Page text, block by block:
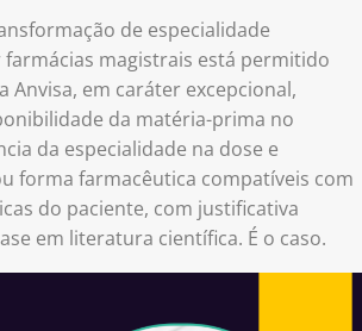
de especialidade
magistrais está permitido
Anvisa, em caráter excepcional,
da matéria-prima no
da especialidade na dose e
forma farmacêutica compatíveis com
do paciente, com justificativa
em literatura científica. É o caso.